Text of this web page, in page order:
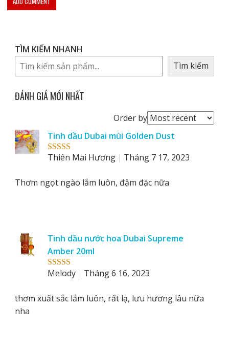
TÌM KIẾM NHANH
Tìm kiếm
ĐÁNH GIÁ MỚI NHẤT
Order byOrder
by
Rated5 out
Tinh dầu Dubai mùi Golden Dust
Thiên Mai Hương
Tháng 7 17, 2023
Thơm ngọt ngào lắm luôn, đậm đặc nữa
Rated5out
Tinh dầu nước hoa Dubai Supreme
Amber 20ml
Melody
Tháng 6 16, 2023
thơm xuất sắc lắm luôn, rất lạ, lưu hương lâu nữa
nha